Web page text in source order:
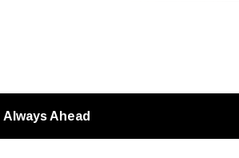
Always Ahead